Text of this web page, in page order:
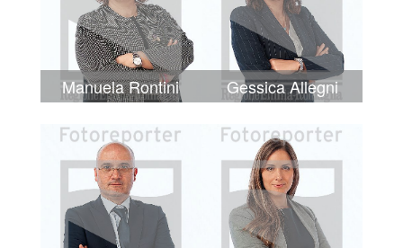
Manuela Rontini Gessica Allegni